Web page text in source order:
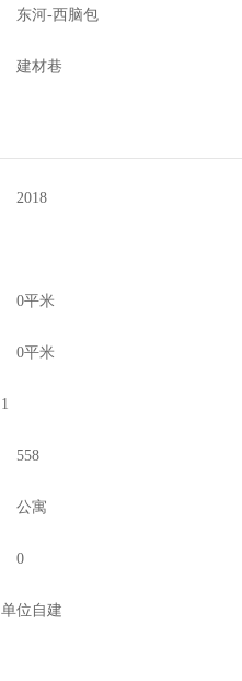
东河-西脑包
建材巷
2018
0平米
0平米
1
558
公寓
0
单位自建